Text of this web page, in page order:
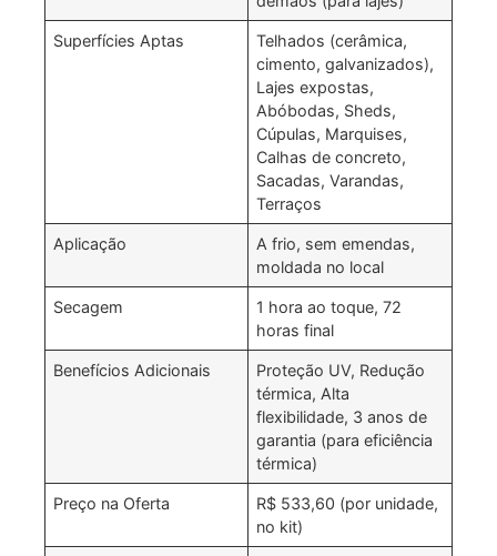
Superfícies Aptas
Telhados (cerâmica,
cimento, galvanizados),
Lajes expostas,
Abóbodas, Sheds,
Cúpulas, Marquises,
Calhas de concreto,
Sacadas, Varandas,
Terraços
Aplicação
A frio, sem emendas,
moldada no local
Secagem
1 hora ao toque, 72
horas final
Benefícios Adicionais
Proteção UV, Redução
térmica, Alta
flexibilidade, 3 anos de
garantia (para eficiência
térmica)
Preço na Oferta
R$ 533,60 (por unidade,
no kit)